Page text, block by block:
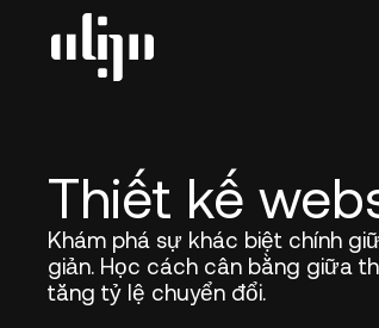
Thiết kế
Khám phá sự khác biệt chính
giản. Học cách cân bằng giữa
tăng tỷ lệ chuyển đổi.